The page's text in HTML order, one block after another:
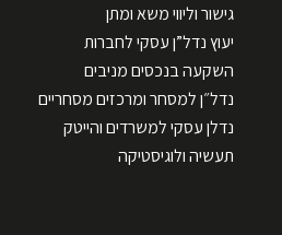
גישור וליווי משא ומתן
יעוץ נדל”ן עסקי לחברות
השקעה בנכסים מניבים
נדל״ן למסחר ומרכזים מסחריים
נדלן עסקי למשרדים והייטק
תעשיה ולוגיסטיקה